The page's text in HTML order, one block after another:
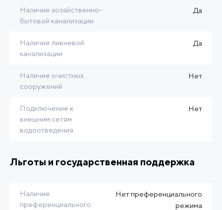
Наличие хозяйственно-
бытовой канализации
Да
Наличие ливневой
канализации
Да
Наличие очистных
сооружений
Нет
Подключение к
внешним сетям
водоотведения
Нет
Льготы и государственная поддержка
Наличие
преференциального
Нет преференциального
режима